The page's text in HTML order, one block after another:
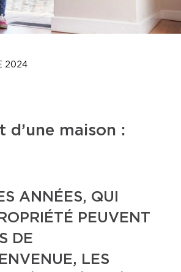
2024
d’une maison :
ANNÉES, QUI
PEUVENT
DE
LES